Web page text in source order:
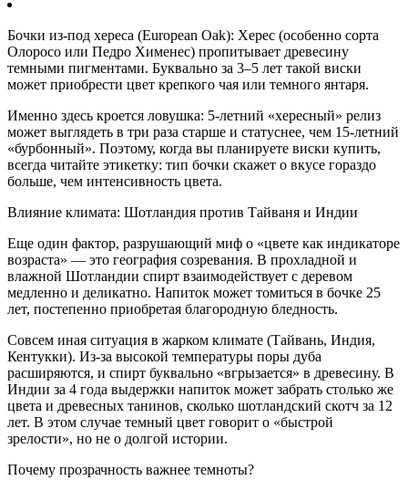
Бочки из-под хереса (European Oak): Херес (особенно сорта
Олоросо или Педро Хименес) пропитывает древесину
темными пигментами. Буквально за 3–5 лет такой виски
может приобрести цвет крепкого чая или темного янтаря.
Именно здесь кроется ловушка: 5-летний «хересный» релиз
может выглядеть в три раза старше и статуснее, чем 15-летний
«бурбонный». Поэтому, когда вы планируете виски купить,
всегда читайте этикетку: тип бочки скажет о вкусе гораздо
больше, чем интенсивность цвета.
Влияние климата: Шотландия против Тайваня и Индии
Еще один фактор, разрушающий миф о «цвете как индикаторе
возраста» — это география созревания. В прохладной и
влажной Шотландии спирт взаимодействует с деревом
медленно и деликатно. Напиток может томиться в бочке 25
лет, постепенно приобретая благородную бледность.
Совсем иная ситуация в жарком климате (Тайвань, Индия,
Кентукки). Из-за высокой температуры поры дуба
расширяются, и спирт буквально «вгрызается» в древесину. В
Индии за 4 года выдержки напиток может забрать столько же
цвета и древесных танинов, сколько шотландский скотч за 12
лет. В этом случае темный цвет говорит о «быстрой
зрелости», но не о долгой истории.
Почему прозрачность важнее темноты?